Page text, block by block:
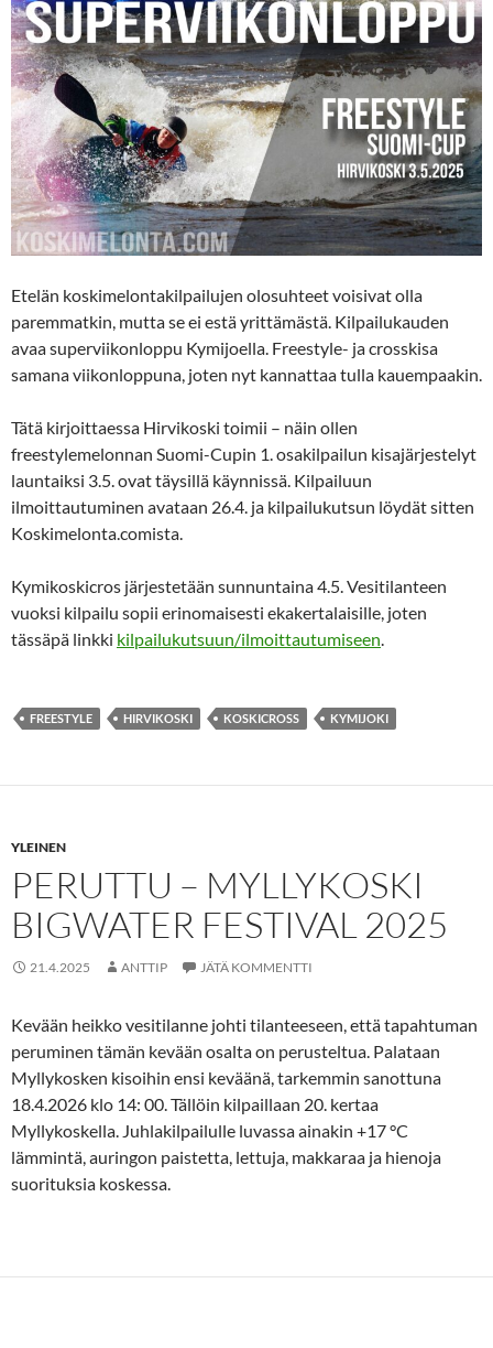
Etelän koskimelontakilpailujen olosuhteet voisivat olla
paremmatkin, mutta se ei estä yrittämästä. Kilpailukauden
avaa superviikonloppu Kymijoella. Freestyle- ja crosskisa
samana viikonloppuna, joten nyt kannattaa tulla kauempaakin.
Tätä kirjoittaessa Hirvikoski toimii – näin ollen
freestylemelonnan Suomi-Cupin 1. osakilpailun kisajärjestelyt
launtaiksi 3.5. ovat täysillä käynnissä. Kilpailuun
ilmoittautuminen avataan 26.4. ja kilpailukutsun löydät sitten
Koskimelonta.comista.
Kymikoskicros järjestetään sunnuntaina 4.5. Vesitilanteen
vuoksi kilpailu sopii erinomaisesti ekakertalaisille, joten
tässäpä linkki kilpailukutsuun/ilmoittautumiseen.
FREESTYLE HIRVIKOSKI KOSKICROSS KYMIJOKI
YLEINEN
PERUTTU – MYLLYKOSKI
BIGWATER FESTIVAL 2025
21.4.2025 ANTTIP JÄTÄ KOMMENTTI
Kevään heikko vesitilanne johti tilanteeseen, että tapahtuman
peruminen tämän kevään osalta on perusteltua. Palataan
Myllykosken kisoihin ensi keväänä, tarkemmin sanottuna
18.4.2026 klo 14: 00. Tällöin kilpaillaan 20. kertaa
Myllykoskella. Juhlakilpailulle luvassa ainakin +17 °C
lämmintä, auringon paistetta, lettuja, makkaraa ja hienoja
suorituksia koskessa.